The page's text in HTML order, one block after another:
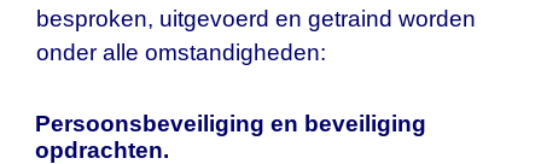
besproken, uitgevoerd en getraind worden
onder alle omstandigheden:
Persoonsbeveiliging en beveiliging
opdrachten.